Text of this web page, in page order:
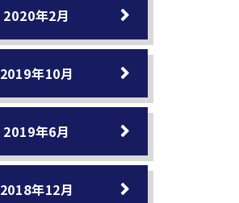
2020年2月
2019年10月
2019年6月
2018年12月